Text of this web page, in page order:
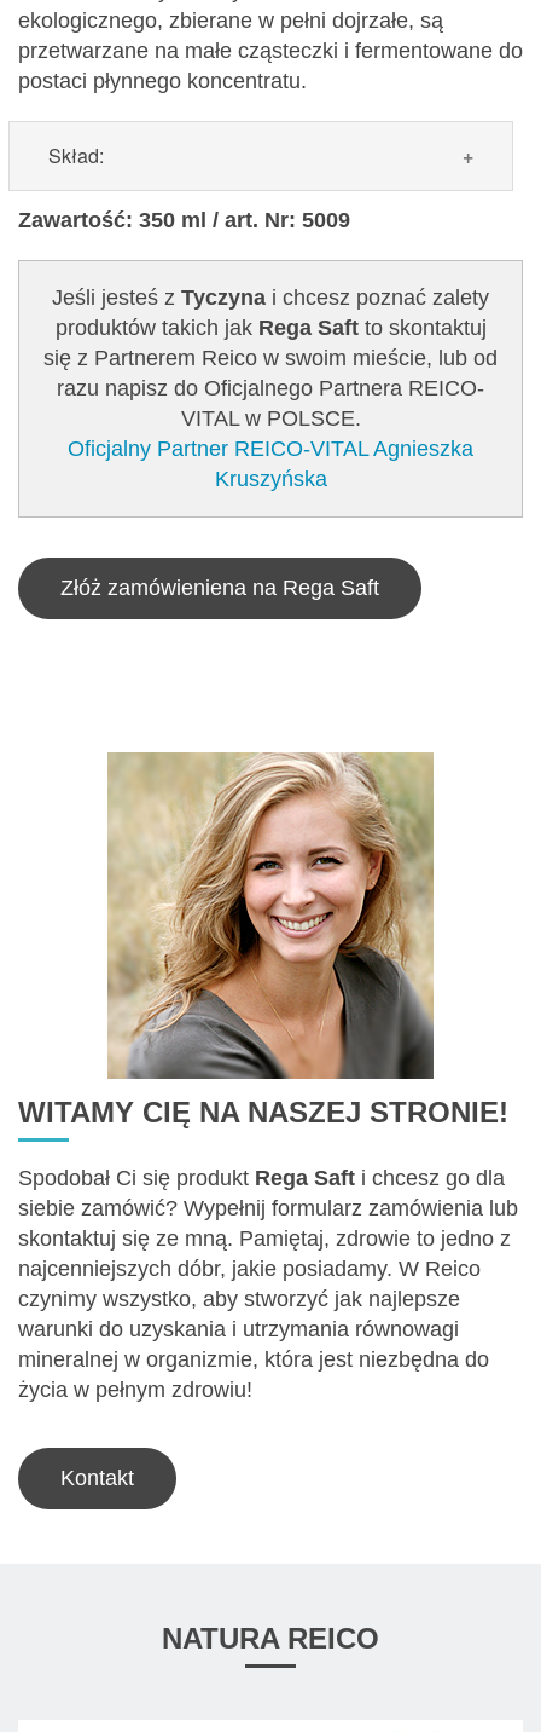
ekologicznego, zbierane w pełni dojrzałe, są
przetwarzane na małe cząsteczki i fermentowane do
postaci płynnego koncentratu.
Skład:
Sfermentowany, płynny koncentrat owoców,
Skład: woda, cytryny*, figi*, daktyle*, orzechy
włoskie*, soja*, cebula*, orzechy kokosowe*,
gliceryna (roślinna), seler*, kiełki mongozowe*,
ekstrakt z aceroli*, karczochy*, groch, proso,
mieszanka ziół*, kurkuma*, szafran*
* z upraw ekologicznych
Zawartość: 350 ml / art. Nr: 5009
Jeśli jesteś z Tyczyna i chcesz poznać zalety
produktów takich jak Rega Saftto skontaktuj
się z Partnerem Reico w swoim mieście, lub od
razu napisz do Oficjalnego Partnera REICO-
VITAL w POLSCE.
Oficjalny Partner REICO-VITAL Agnieszka
Kruszyńska
Złóż zamówieniena na Rega Saft
WITAMY CIĘ NA NASZEJ STRONIE!
Spodobał Ci się produkt Rega Saft i chcesz go dla
siebie zamówić? Wypełnij formularz zamówienia lub
skontaktuj się ze mną. Pamiętaj, zdrowie to jedno z
najcenniejszych dóbr, jakie posiadamy. W Reico
czynimy wszystko, aby stworzyć jak najlepsze
warunki do uzyskania i utrzymania równowagi
mineralnej w organizmie, która jest niezbędna do
życia w pełnym zdrowiu!
Kontakt
NATURA REICO